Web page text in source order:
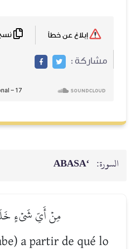
مشاركة :
السورة: ‘ABASA
مِنۡ أَيِّ شَيۡءٍ
a partir de qué lo